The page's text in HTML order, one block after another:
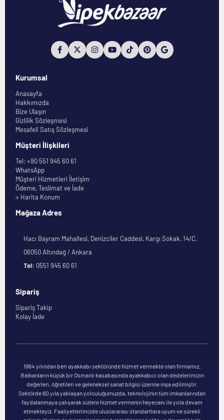
Kurumsal
Anasayfa
Hakkımızda
Bize Ulaşın
Gizlilik Sözleşmesi
Mesafeli Satış Sözleşmesi
Müşteri İlişkileri
Tel: +90 551 945 60 61
WhatsApp
Müşteri Hizmetleri İletişim
Ödeme, Teslimat ve İade
> Harita Konum
Mağaza Adres
Hacı Bayram Mahallesi, Denizciler Caddesi, Kargı Sokak, 14/C,
06050 Altındağ / Ankara
Tel: 0551 945 60 61
Sipariş
Sipariş Takip
Kolay İade
1964 yılından beri ayakkabı sektöründe hizmet vermekte olan firmamız,
Balkanların küçük bir Osmanlı kasabasında ayakkabıcı olan dedelerimizin
değerleri, öğretileri ve geleneksel sanat bilgisi üzerine inşa edilmiştir.
Sektörde 60 yıla yaklaşan yolculuğumuzda, teknolojinin tüm imkanlarından
faydalanmaya çalışarak sizlere hizmet vermenin heyecanı ile yola devam
etmekteyiz. Faaliyetlerimizde uluslararası standartlara uyum ve sürekli